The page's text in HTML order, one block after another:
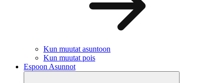
Kun muutat asuntoon
Kun muutat pois
Espoon Asunnot